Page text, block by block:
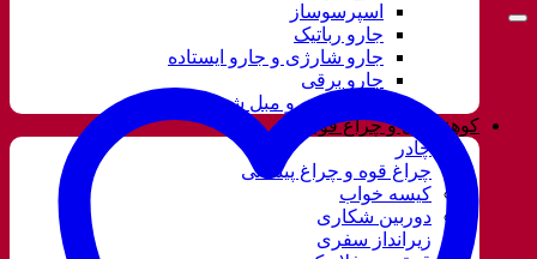
اسپرسوساز
جارو رباتیک
جارو شارژی و جارو ایستاده
جارو برقی
فرش شور و مبل شور
کوهنوردی و چراغ قوه
چادر
چراغ قوه و چراغ پیشانی
کیسه خواب
دوربین شکاری
زیرانداز سفری